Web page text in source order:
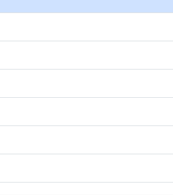
keys
volume.